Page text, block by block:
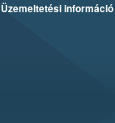
Üzemeltetési információ